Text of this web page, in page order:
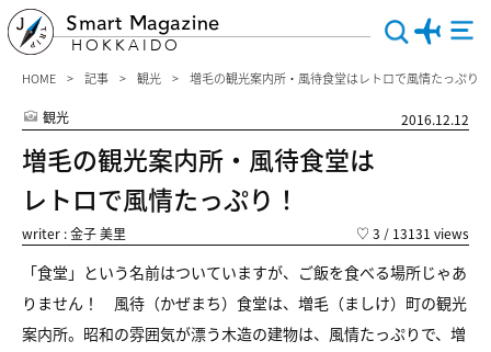
Smart Magazine
HOKKAIDO
HOME 記事 観光 増毛の観光案内所・風待食堂はレトロで風情たっぷり！
観光 2016.12.12
増毛の観光案内所・風待食堂は
レトロで風情たっぷり！
writer : 金子 美里 ♡ 3 / 13131 views
「食堂」という名前はついていますが、ご飯を食べる場所じゃあ
りません！ 風待（かぜまち）食堂は、増毛（ましけ）町の観光
案内所。昭和の雰囲気が漂う木造の建物は、風情たっぷりで、増